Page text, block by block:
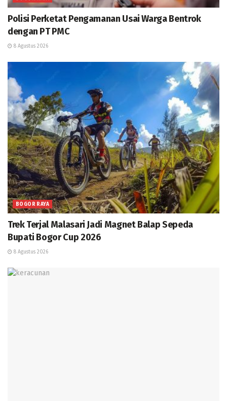
Polisi Perketat Pengamanan Usai Warga Bentrok
dengan PT PMC
8 Agustus 2026
BOGOR RAYA
Trek Terjal Malasari Jadi Magnet Balap Sepeda
Bupati Bogor Cup 2026
8 Agustus 2026